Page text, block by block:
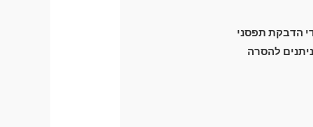
הדבקת תפסני
מכני לרכב) וניתנים להסרה